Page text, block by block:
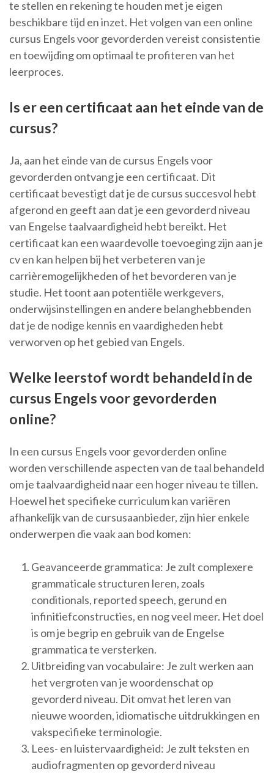
te stellen en rekening te houden met je eigen
beschikbare tijd en inzet. Het volgen van een online
cursus Engels voor gevorderden vereist consistentie
en toewijding om optimaal te profiteren van het
leerproces.
Is er een certificaat aan het einde van de
cursus?
Ja, aan het einde van de cursus Engels voor
gevorderden ontvang je een certificaat. Dit
certificaat bevestigt dat je de cursus succesvol hebt
afgerond en geeft aan dat je een gevorderd niveau
van Engelse taalvaardigheid hebt bereikt. Het
certificaat kan een waardevolle toevoeging zijn aan je
cv en kan helpen bij het verbeteren van je
carrièremogelijkheden of het bevorderen van je
studie. Het toont aan potentiële werkgevers,
onderwijsinstellingen en andere belanghebbenden
dat je de nodige kennis en vaardigheden hebt
verworven op het gebied van Engels.
Welke leerstof wordt behandeld in de
cursus Engels voor gevorderden
online?
In een cursus Engels voor gevorderden online
worden verschillende aspecten van de taal behandeld
om je taalvaardigheid naar een hoger niveau te tillen.
Hoewel het specifieke curriculum kan variëren
afhankelijk van de cursusaanbieder, zijn hier enkele
onderwerpen die vaak aan bod komen:
Geavanceerde grammatica: Je zult complexere
grammaticale structuren leren, zoals
conditionals, reported speech, gerund en
infinitiefconstructies, en nog veel meer. Het doel
is om je begrip en gebruik van de Engelse
grammatica te versterken.
Uitbreiding van vocabulaire: Je zult werken aan
het vergroten van je woordenschat op
gevorderd niveau. Dit omvat het leren van
nieuwe woorden, idiomatische uitdrukkingen en
vakspecifieke terminologie.
Lees- en luistervaardigheid: Je zult teksten en
audiofragmenten op gevorderd niveau